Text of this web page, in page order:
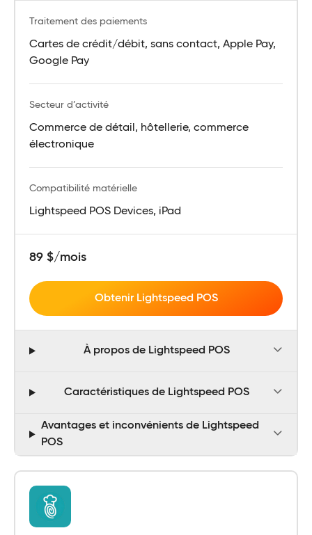
Traitement des paiements
Cartes de crédit/débit, sans contact, Apple Pay,
Google Pay
Secteur d’activité
Commerce de détail, hôtellerie, commerce
électronique
Compatibilité matérielle
Lightspeed POS Devices, iPad
89 $/mois
Obtenir Lightspeed POS
À propos de Lightspeed POS
Caractéristiques de Lightspeed POS
Avantages et inconvénients de Lightspeed
POS